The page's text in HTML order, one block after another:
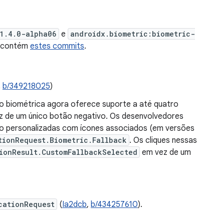
alpha06 e androidx.biometric:biometric-
estes commits.
b/349218025)
biométrica agora oferece suporte a até quatro
um único botão negativo. Os desenvolvedores
com ícones associados (em versões
. Os cliques nessas
em vez de um
(Ia2dcb, b/434257610).